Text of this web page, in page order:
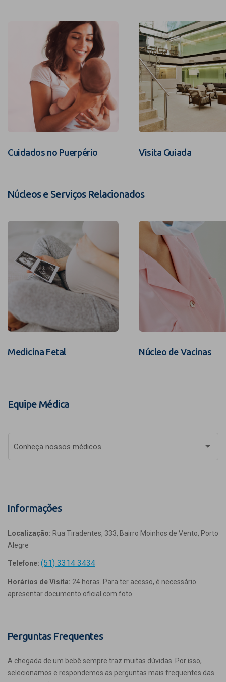
Cuidados no Puerpério Visita Guiada
Núcleos e Serviços Relacionados
Medicina Fetal Núcleo de Vacinas
Equipe Médica
Conheça nossos médicos
Informações
Localização: Rua Tiradentes, 333, Bairro Moinhos de Vento, Porto
Alegre
Telefone: (51) 3314 3434
Horários de Visita: 24 horas. Para ter acesso, é necessário
apresentar documento oficial com foto.
Perguntas Frequentes
A chegada de um bebê sempre traz muitas dúvidas. Por isso,
selecionamos e respondemos as perguntas mais frequentes das